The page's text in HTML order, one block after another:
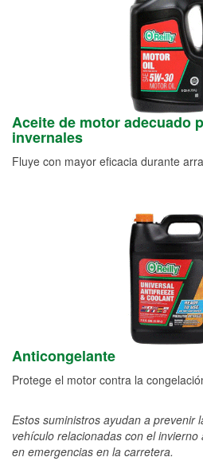
Aceite de motor adecuado
invernales
Fluye con mayor eficacia durante
Anticongelante
Protege el motor contra la
Estos suministros ayudan a prevenir
vehículo relacionadas con el
en emergencias en la carretera.